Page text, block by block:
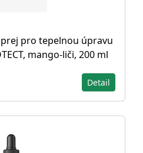
pro tepelnou úpravu
mango-liči, 200 ml
Detail